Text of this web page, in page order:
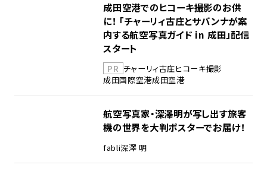
成田空港でのヒコーキ撮影のお供
に！ 「チャーリィ古庄とサバンナが案
内する航空写真ガイド in 成田」配信
スタート
PR チャーリィ古庄ヒコーキ撮影
成田国際空港成田空港
航空写真家・深澤明が写し出す旅客
機の世界を大判ポスターでお届け！
fabli深澤 明